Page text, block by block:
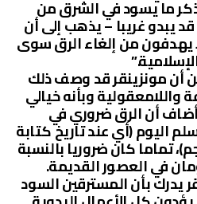
ما يسود في الشرق من
يبدو غريبا – يذهب إلى أن
يهدفون من إلغاء الرق سوى
أن مونزينقر قد وصف ذلك
واللامعقولية وبأنه خيالي
أضاف أن الرق ضروري في
اليوم (أي عند تاريخ كتابة
تماما كان ضروريا بالنسبة
في العصور القديمة.
يدرك بأن المسترقين السود